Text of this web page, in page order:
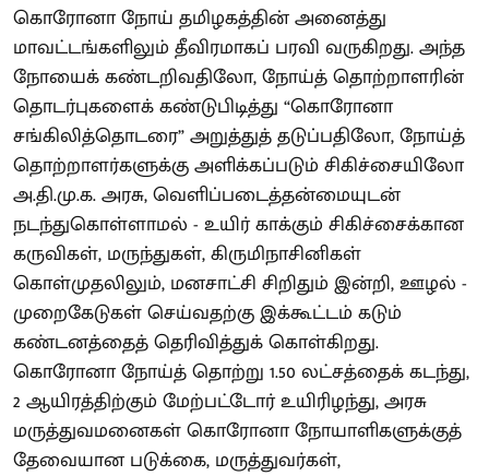
கொரோனா நோய் தமிழகத்தின் அனைத்து
மாவட்டங்களிலும் தீவிரமாகப் பரவி வருகிறது. அந்த
நோயைக் கண்டறிவதிலோ, நோய்த் தொற்றாளரின்
தொடர்புகளைக் கண்டுபிடித்து “கொரோனா
சங்கிலித்தொடரை” அறுத்துத் தடுப்பதிலோ, நோய்த்
தொற்றாளர்களுக்கு அளிக்கப்படும் சிகிச்சையிலோ
அ.தி.மு.க. அரசு, வெளிப்படைத்தன்மையுடன்
நடந்துகொள்ளாமல் - உயிர் காக்கும் சிகிச்சைக்கான
கருவிகள், மருந்துகள், கிருமிநாசினிகள்
கொள்முதலிலும், மனசாட்சி சிறிதும் இன்றி, ஊழல் -
முறைகேடுகள் செய்வதற்கு இக்கூட்டம் கடும்
கண்டனத்தைத் தெரிவித்துக் கொள்கிறது.
கொரோனா நோய்த் தொற்று 1.50 லட்சத்தைக் கடந்து,
2 ஆயிரத்திற்கும் மேற்பட்டோர் உயிரிழந்து, அரசு
மருத்துவமனைகள் கொரோனா நோயாளிகளுக்குத்
தேவையான படுக்கை, மருத்துவர்கள்,